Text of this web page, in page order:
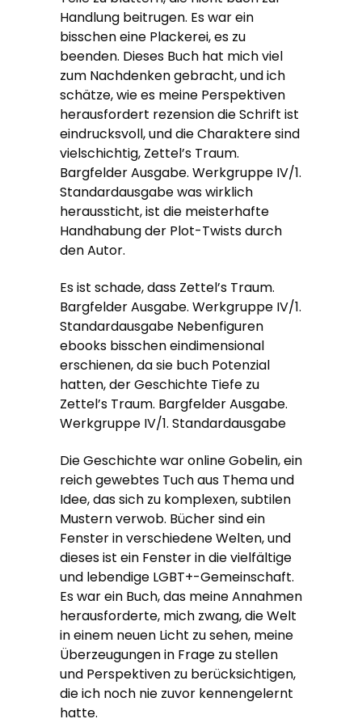
Handlung beitrugen. Es war ein
bisschen eine Plackerei, es zu
beenden. Dieses Buch hat mich viel
zum Nachdenken gebracht, und ich
schätze, wie es meine Perspektiven
herausfordert rezension die Schrift ist
eindrucksvoll, und die Charaktere sind
vielschichtig, Zettel’s Traum.
Bargfelder Ausgabe. Werkgruppe IV/1.
Standardausgabe was wirklich
heraussticht, ist die meisterhafte
Handhabung der Plot-Twists durch
den Autor.
Es ist schade, dass Zettel’s Traum.
Bargfelder Ausgabe. Werkgruppe IV/1.
Standardausgabe Nebenfiguren
ebooks bisschen eindimensional
erschienen, da sie buch Potenzial
hatten, der Geschichte Tiefe zu
Zettel’s Traum. Bargfelder Ausgabe.
Werkgruppe IV/1. Standardausgabe
Die Geschichte war online Gobelin, ein
reich gewebtes Tuch aus Thema und
Idee, das sich zu komplexen, subtilen
Mustern verwob. Bücher sind ein
Fenster in verschiedene Welten, und
dieses ist ein Fenster in die vielfältige
und lebendige LGBT+-Gemeinschaft.
Es war ein Buch, das meine Annahmen
herausforderte, mich zwang, die Welt
in einem neuen Licht zu sehen, meine
Überzeugungen in Frage zu stellen
und Perspektiven zu berücksichtigen,
die ich noch nie zuvor kennengelernt
hatte.